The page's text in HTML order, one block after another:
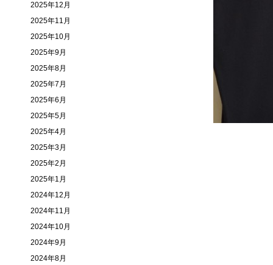
2025年12月
2025年11月
2025年10月
2025年9月
2025年8月
2025年7月
2025年6月
2025年5月
2025年4月
2025年3月
2025年2月
2025年1月
2024年12月
2024年11月
2024年10月
2024年9月
2024年8月